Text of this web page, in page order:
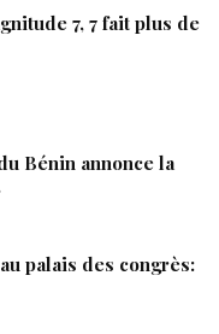
7, 7 fait plus de
Bénin annonce la
palais des congrès: